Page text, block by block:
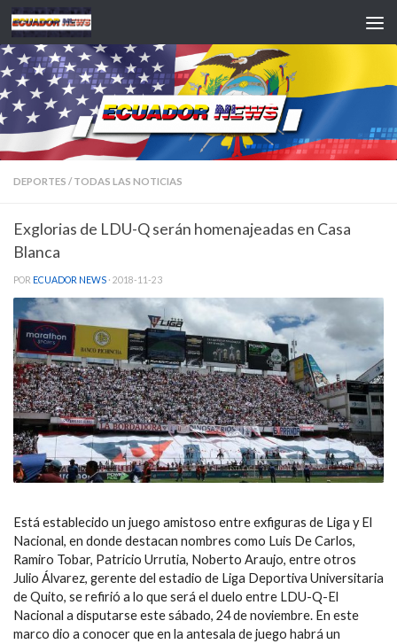
Saltar al contenido
DEPORTES / TODAS LAS NOTICIAS
Exglorias de LDU-Q serán homenajeadas en Casa
Blanca
POR ECUADOR NEWS · 2018-11-23
Está establecido un juego amistoso entre exfiguras de Liga y El
Nacional, en donde destacan nombres como Luis De Carlos,
Ramiro Tobar, Patricio Urrutia, Noberto Araujo, entre otros
Julio Álvarez, gerente del estadio de Liga Deportiva Universitaria
de Quito, se refirió a lo que será el duelo entre LDU-Q-El
Nacional a disputarse este sábado, 24 de noviembre. En este
marco dio a conocer que en la antesala de juego habrá un